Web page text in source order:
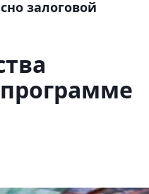
залоговой